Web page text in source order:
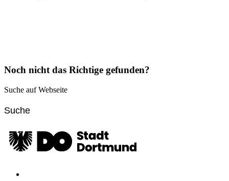
Noch nicht das Richtige gefunden?
Suche auf Webseite